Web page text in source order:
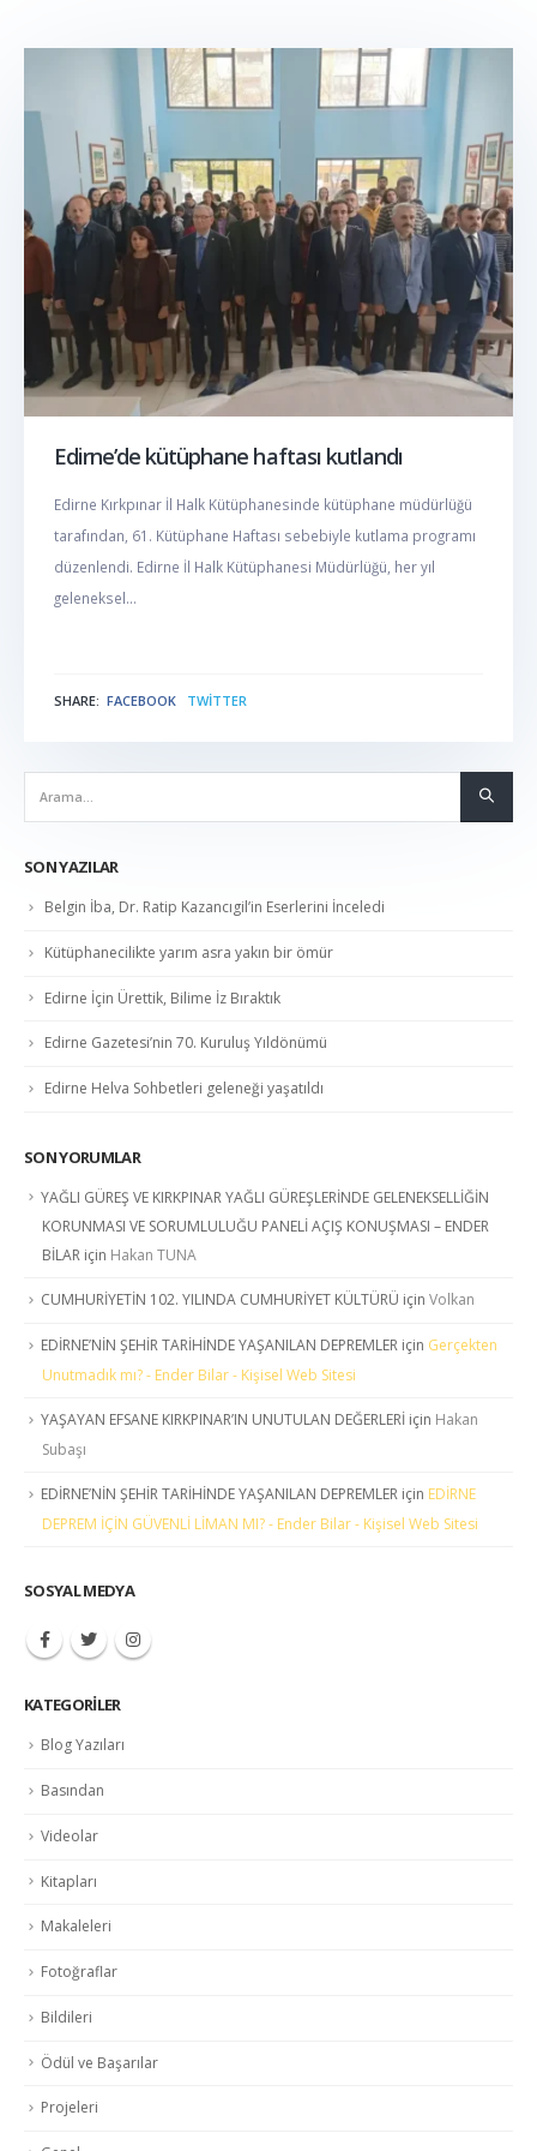
Edirne’de kütüphane haftası kutlandı
Edirne Kırkpınar İl Halk Kütüphanesinde kütüphane müdürlüğü
tarafından, 61. Kütüphane Haftası sebebiyle kutlama programı
düzenlendi. Edirne İl Halk Kütüphanesi Müdürlüğü, her yıl
geleneksel...
SHARE: FACEBOOK TWITTER
SON YAZILAR
Belgin İba, Dr. Ratip Kazancıgil’in Eserlerini İnceledi
Kütüphanecilikte yarım asra yakın bir ömür
Edirne İçin Ürettik, Bilime İz Bıraktık
Edirne Gazetesi’nin 70. Kuruluş Yıldönümü
Edirne Helva Sohbetleri geleneği yaşatıldı
SON YORUMLAR
YAĞLI GÜREŞ VE KIRKPINAR YAĞLI GÜREŞLERİNDE GELENEKSELLİĞİN
KORUNMASI VE SORUMLULUĞU PANELİ AÇIŞ KONUŞMASI – ENDER
BİLAR için Hakan TUNA
CUMHURİYETİN 102. YILINDA CUMHURİYET KÜLTÜRÜ için Volkan
EDİRNE’NİN ŞEHİR TARİHİNDE YAŞANILAN DEPREMLER için Gerçekten
Unutmadık mı? - Ender Bilar - Kişisel Web Sitesi
YAŞAYAN EFSANE KIRKPINAR’IN UNUTULAN DEĞERLERİ için Hakan
Subaşı
EDİRNE’NİN ŞEHİR TARİHİNDE YAŞANILAN DEPREMLER için EDİRNE
DEPREM İÇİN GÜVENLİ LİMAN MI? - Ender Bilar - Kişisel Web Sitesi
SOSYAL MEDYA
KATEGORILER
Blog Yazıları
Basından
Videolar
Kitapları
Makaleleri
Fotoğraflar
Bildileri
Ödül ve Başarılar
Projeleri